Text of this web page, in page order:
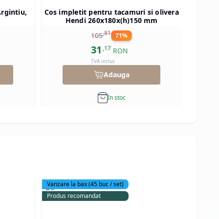
Cos impletit pentru tacamuri si olivera
Hendi 260x180x(h)150 mm
105,81 71%
31 ,17 RON
TVA inclus
Adauga
In stoc
Vanzare la bax(45buc / set)
Produs recomandat